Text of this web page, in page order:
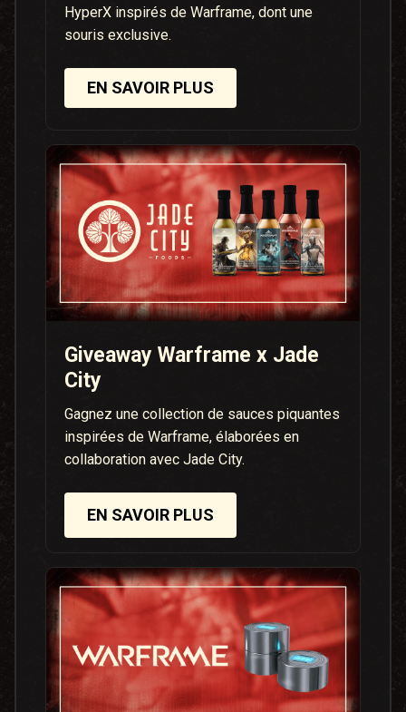
HyperX inspirés de Warframe, dont une
souris exclusive.
EN SAVOIR PLUS
Giveaway Warframe x Jade
City
Gagnez une collection de sauces piquantes
inspirées de Warframe, élaborées en
collaboration avec Jade City.
EN SAVOIR PLUS